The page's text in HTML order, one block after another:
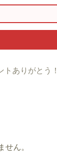
ありがとう
せん。